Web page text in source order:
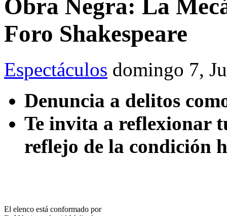
Obra Negra: La
Foro Shakespeare
Espectáculos domingo 7,
Denuncia a delitos
Te invita a reflexionar
reflejo de la condición
El elenco está conformado por